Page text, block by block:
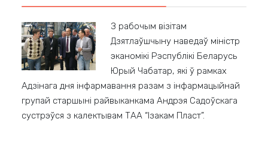
З рабочым візітам
Дзятлаўшчыну наведаў міністр
эканомікі Рэспублікі Беларусь
Юрый Чабатар, які ў рамках
Адзінага дня інфармавання разам з інфармацыйнай
групай старшыні райвыканкама Андрэя Садоўскага
сустрэўся з калектывам ТАА “Ізакам Пласт”.